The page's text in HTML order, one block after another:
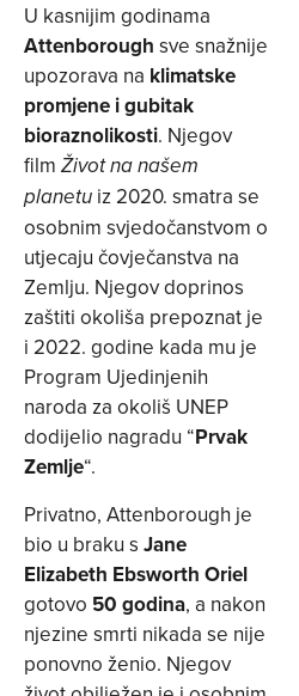
U kasnijim godinama
Attenborough sve snažnije
upozorava na klimatske
promjene i gubitak
bioraznolikosti. Njegov
film Život na našem
planetu iz 2020. smatra se
osobnim svjedočanstvom o
utjecaju čovječanstva na
Zemlju. Njegov doprinos
zaštiti okoliša prepoznat je
i 2022. godine kada mu je
Program Ujedinjenih
naroda za okoliš UNEP
dodijelio nagradu “Prvak
Zemlje“.
Privatno, Attenborough je
bio u braku s Jane
Elizabeth Ebsworth Oriel
gotovo 50 godina, a nakon
njezine smrti nikada se nije
ponovno ženio. Njegov